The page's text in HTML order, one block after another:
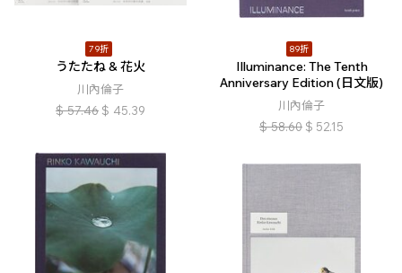
79折
うたたね & 花火
川內倫子
$ 57.46 $ 45.39
89折
Illuminance: The Tenth
Anniversary Edition (日文版)
川內倫子
$ 58.60 $ 52.15